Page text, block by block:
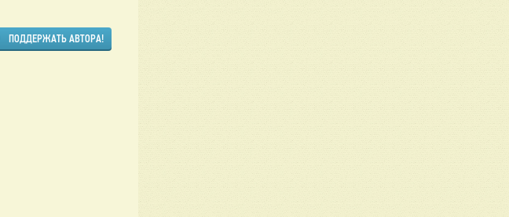
ПОДДЕРЖАТЬ АВТОРА!